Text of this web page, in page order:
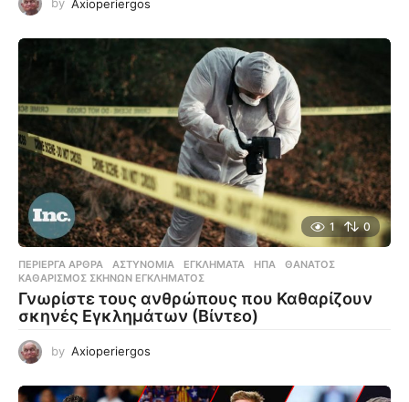
by Axioperiergos
1 0
ΠΕΡΊΕΡΓΑ ΆΡΘΡΑ ΑΣΤΥΝΟΜΊΑ ,ΕΓΚΛΉΜΑΤΑ ,ΗΠΑ ,ΘΆΝΑΤΟΣ
ΚΑΘΑΡΙΣΜΌΣ ΣΚΗΝΏΝ ΕΓΚΛΉΜΑΤΟΣ
Γνωρίστε τους ανθρώπους που Καθαρίζουν
σκηνές Εγκλημάτων (Βίντεο)
by Axioperiergos